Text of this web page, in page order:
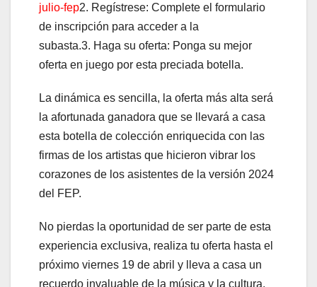
julio-fep2. Regístrese: Complete el formulario
de inscripción para acceder a la
subasta.3. Haga su oferta: Ponga su mejor
oferta en juego por esta preciada botella.
La dinámica es sencilla, la oferta más alta será
la afortunada ganadora que se llevará a casa
esta botella de colección enriquecida con las
firmas de los artistas que hicieron vibrar los
corazones de los asistentes de la versión 2024
del FEP.
No pierdas la oportunidad de ser parte de esta
experiencia exclusiva, realiza tu oferta hasta el
próximo viernes 19 de abril y lleva a casa un
recuerdo invaluable de la música y la cultura.